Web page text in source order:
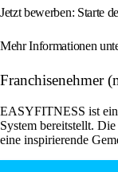
Jetzt bewerben: Starte
Mehr Informationen
Franchisenehmer
EASYFITNESS ist ein
System bereitstellt.
eine inspirierende